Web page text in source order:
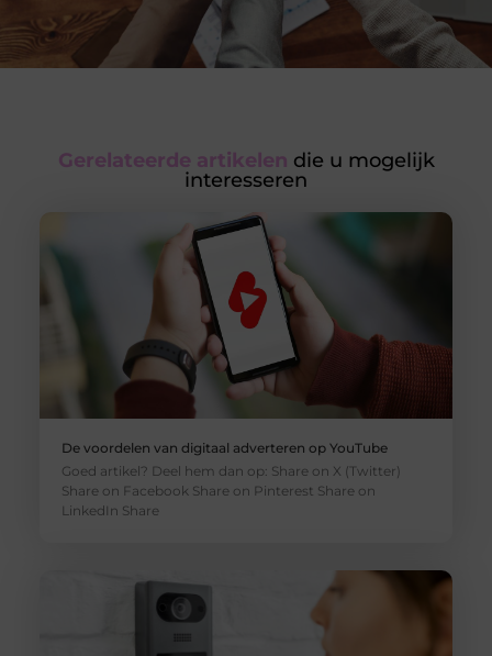
Gerelateerde artikelen die u mogelijk
interesseren
De voordelen van digitaal adverteren op YouTube
Goed artikel? Deel hem dan op: Share on X (Twitter)
Share on Facebook Share on Pinterest Share on
LinkedIn Share